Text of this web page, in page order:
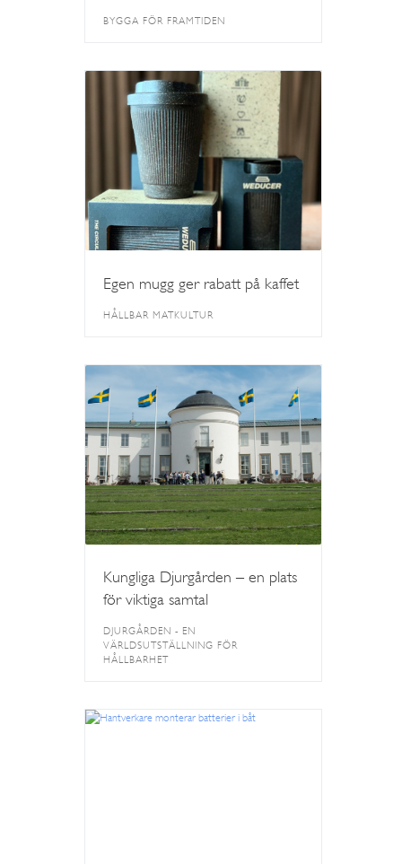
BYGGA FÖR FRAMTIDEN
Egen mugg ger rabatt på kaffet
HÅLLBAR MATKULTUR
Kungliga Djurgården – en plats
för viktiga samtal
DJURGÅRDEN - EN
VÄRLDSUTSTÄLLNING FÖR
HÅLLBARHET